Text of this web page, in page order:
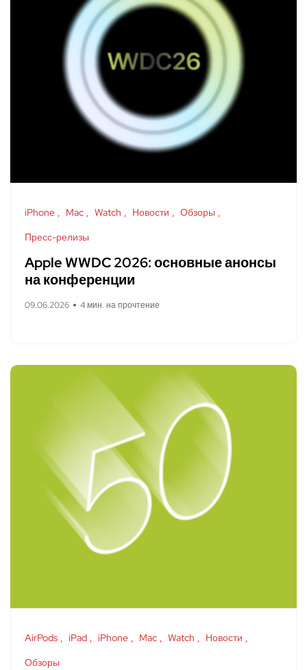
iPhone Mac Watch Новости
Обзоры
Пресс-релизы
Apple WWDC 2026: основные анонсы
на конференции
09.06.2026 4 мин. на прочтение
AirPods iPad iPhone Mac Watch
Новости
Обзоры